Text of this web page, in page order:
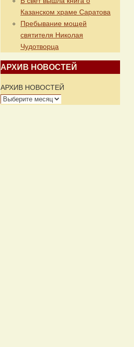
Казанском храме Саратова
Пребывание мощей
святителя Николая
Чудотворца
АРХИВ НОВОСТЕЙ
АРХИВ НОВОСТЕЙ